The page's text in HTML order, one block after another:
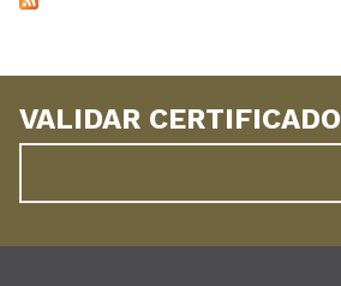
VALIDAR CERTIFICADO